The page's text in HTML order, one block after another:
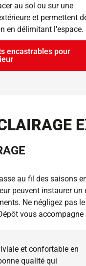
au sol ou sur une
et permettent
en délimitant l'espace.
encastrables pour
au fil des saisons
peuvent instaurer un
Ne négligez pas
vous
et confortable en
qualité qui